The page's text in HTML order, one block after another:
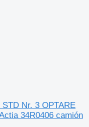
Nr. 3 OPTARE
34R0406 camión